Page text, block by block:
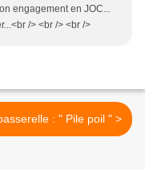
engagement en JOC...
/> <br /> <br />
La passerelle : " Pile poil " >